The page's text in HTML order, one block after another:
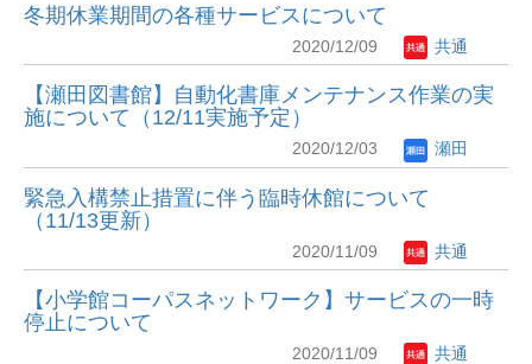
冬期休業期間の各種サービスについて
2020/12/09 共通
【瀬田図書館】自動化書庫メンテナンス作業の実
施について（12/11実施予定）
2020/12/03 瀬田
緊急入構禁止措置に伴う臨時休館について
（11/13更新）
2020/11/09 共通
【小学館コーパスネットワーク】サービスの一時
停止について
2020/11/09 共通